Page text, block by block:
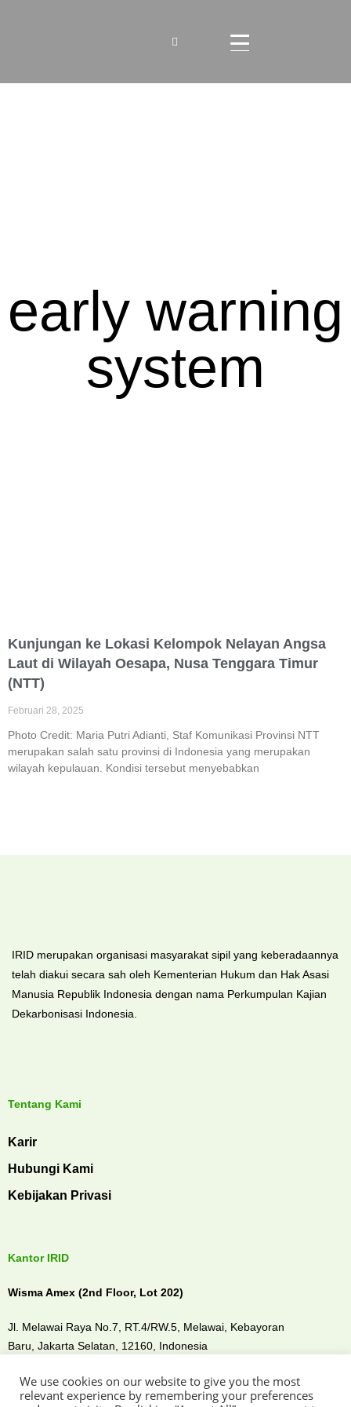
early warning
system
Kunjungan ke Lokasi Kelompok Nelayan Angsa
Laut di Wilayah Oesapa, Nusa Tenggara Timur
(NTT)
Februari 28, 2025
Photo Credit: Maria Putri Adianti, Staf Komunikasi Provinsi NTT
merupakan salah satu provinsi di Indonesia yang merupakan
wilayah kepulauan. Kondisi tersebut menyebabkan
IRID merupakan organisasi masyarakat sipil yang keberadaannya
telah diakui secara sah oleh Kementerian Hukum dan Hak Asasi
Manusia Republik Indonesia dengan nama Perkumpulan Kajian
Dekarbonisasi Indonesia.
Tentang Kami
Karir
Hubungi Kami
Kebijakan Privasi
Kantor IRID
Wisma Amex (2nd Floor, Lot 202)
Jl. Melawai Raya No.7, RT.4/RW.5, Melawai, Kebayoran
Baru, Jakarta Selatan, 12160, Indonesia
Temui kami di
We use cookies on our website to give you the most
relevant experience by remembering your preferences